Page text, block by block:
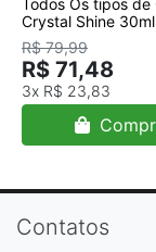
Crystal Shine 30ml
R$ 79,99
R$ 71,48
3x R$ 23,83
Contatos